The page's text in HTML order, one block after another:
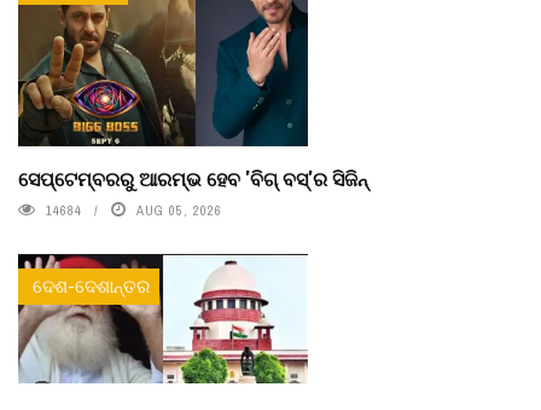
ସେପ୍ଟେମ୍ବରରୁ ଆରମ୍ଭ ହେବ 'ବିଗ୍ ବସ୍'ର ସିଜିନ୍
14684 AUG 05, 2026
ଦେଶ-ଦେଶାନ୍ତର